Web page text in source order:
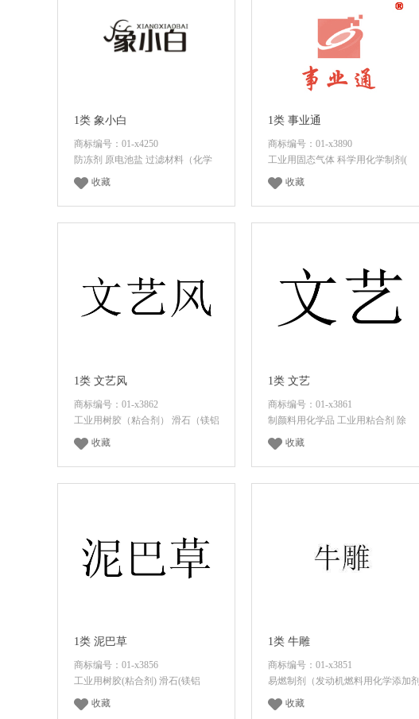
1类 象小白
商标编号：01-x4250
防冻剂 原电池盐 过滤材料（化学
收藏
1类 事业通
商标编号：01-x3890
工业用固态气体 科学用化学制剂(
收藏
1类 文艺风
商标编号：01-x3862
工业用树胶（粘合剂） 滑石（镁铝
收藏
1类 文艺
商标编号：01-x3861
制颜料用化学品 工业用粘合剂 除
收藏
1类 泥巴草
商标编号：01-x3856
工业用树胶(粘合剂) 滑石(镁铝
收藏
1类 牛雕
商标编号：01-x3851
易燃制剂（发动机燃料用化学添加剂
收藏